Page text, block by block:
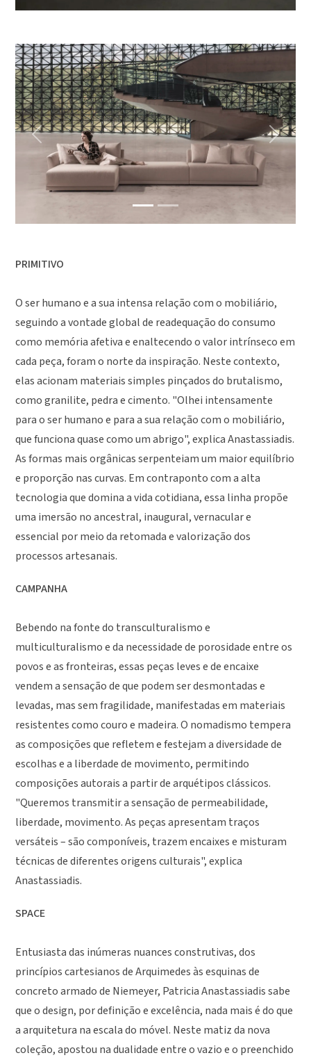
Previous Next
PRIMITIVO
O ser humano e a sua intensa relação com o mobiliário,
seguindo a vontade global de readequação do consumo
como memória afetiva e enaltecendo o valor intrínseco em
cada peça, foram o norte da inspiração. Neste contexto,
elas acionam materiais simples pinçados do brutalismo,
como granilite, pedra e cimento. "Olhei intensamente
para o ser humano e para a sua relação com o mobiliário,
que funciona quase como um abrigo", explica Anastassiadis.
As formas mais orgânicas serpenteiam um maior equilíbrio
e proporção nas curvas. Em contraponto com a alta
tecnologia que domina a vida cotidiana, essa linha propõe
uma imersão no ancestral, inaugural, vernacular e
essencial por meio da retomada e valorização dos
processos artesanais.
CAMPANHA
Bebendo na fonte do transculturalismo e
multiculturalismo e da necessidade de porosidade entre os
povos e as fronteiras, essas peças leves e de encaixe
vendem a sensação de que podem ser desmontadas e
levadas, mas sem fragilidade, manifestadas em materiais
resistentes como couro e madeira. O nomadismo tempera
as composições que refletem e festejam a diversidade de
escolhas e a liberdade de movimento, permitindo
composições autorais a partir de arquétipos clássicos.
"Queremos transmitir a sensação de permeabilidade,
liberdade, movimento. As peças apresentam traços
versáteis – são componíveis, trazem encaixes e misturam
técnicas de diferentes origens culturais", explica
Anastassiadis.
SPACE
Entusiasta das inúmeras nuances construtivas, dos
princípios cartesianos de Arquimedes às esquinas de
concreto armado de Niemeyer, Patricia Anastassiadis sabe
que o design, por definição e excelência, nada mais é do que
a arquitetura na escala do móvel. Neste matiz da nova
coleção, apostou na dualidade entre o vazio e o preenchido